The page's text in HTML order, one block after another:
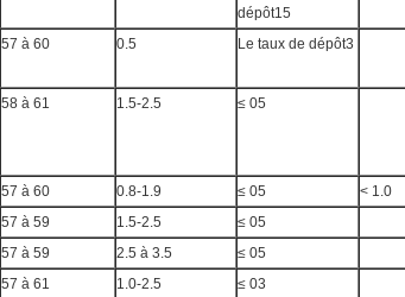
dépôt15
57 à 60 0.5 Le taux de dépôt3
58 à 61 1.5-2.5 ≤ 05
57 à 60 0.8-1.9 ≤ 05
< 1.0
57 à 59 1.5-2.5
≤ 05
57 à 59 2.5 à 3.5
≤ 05
57 à 61 1.0-2.5
≤ 03